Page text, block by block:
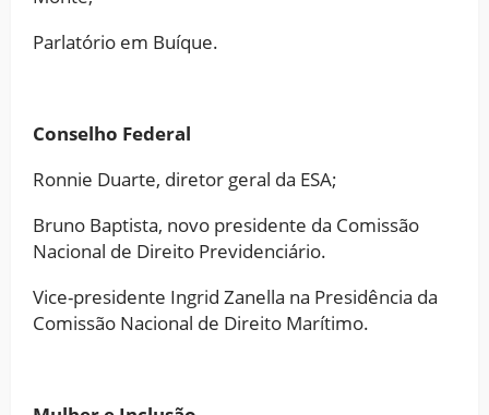
Parlatório em Buíque.
Conselho Federal
Ronnie Duarte, diretor geral da ESA;
Bruno Baptista, novo presidente da Comissão
Nacional de Direito Previdenciário.
Vice-presidente Ingrid Zanella na Presidência da
Comissão Nacional de Direito Marítimo.